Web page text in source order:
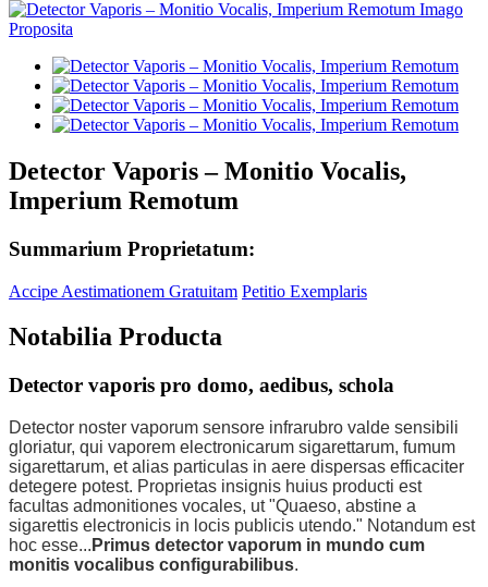
Detector Vaporis – Monitio Vocalis,
Imperium Remotum
Summarium Proprietatum:
Accipe Aestimationem Gratuitam Petitio Exemplaris
Notabilia Producta
Detector vaporis pro domo, aedibus, schola
Detector noster vaporum sensore infrarubro valde sensibili
gloriatur, qui vaporem electronicarum sigarettarum, fumum
sigarettarum, et alias particulas in aere dispersas efficaciter
detegere potest. Proprietas insignis huius producti est
facultas admonitiones vocales, ut "Quaeso, abstine a
sigarettis electronicis in locis publicis utendo." Notandum est
hoc esse... Primus detector vaporum in mundo cum
monitis vocalibus configurabilibus.